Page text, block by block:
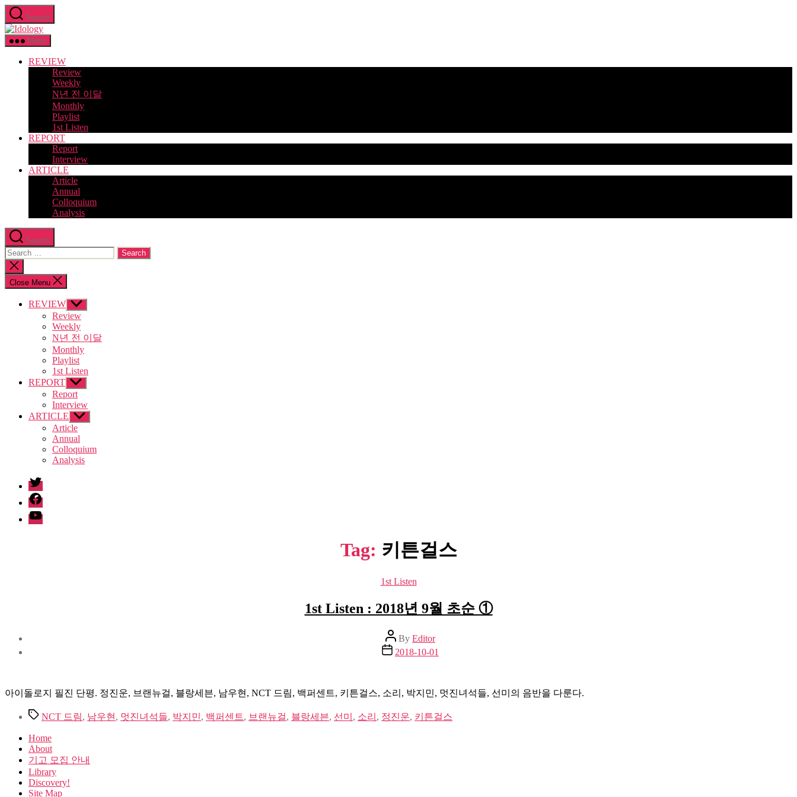
Skip
to
the
content
Search
Idology
Menu
REVIEW
Review
Weekly
N년 전 이달
Monthly
Playlist
1st Listen
REPORT
Report
Interview
ARTICLE
Article
Annual
Colloquium
Analysis
Search
Search
for:
Close
search
Close Menu
REVIEW Show
sub
menu
Review
Weekly
N년 전 이달
Monthly
Playlist
1st Listen
REPORT Show
sub
menu
Report
Interview
ARTICLE Show
sub
menu
Article
Annual
Colloquium
Analysis
twitter
facebook
Youtube
Tag: 키튼걸스
Categories
1st Listen
1st Listen : 2018년 9월 초순 ①
Post
author
By Editor
Post
date
2018-10-01
아이돌로지 필진 단평. 정진운, 브랜뉴걸, 블랑세븐, 남우현, NCT 드림, 백퍼센트, 키튼걸스, 소리, 박지민, 멋진녀석들, 선미의 음반을 다룬다.
TagsNCT 드림, 남우현 , 멋진녀석들, 박지민, 백퍼센트, 브랜뉴걸, 블랑세븐, 선미 , 소리 , 정진운, 키튼걸스
Home
About
기고 모집 안내
Library
Discovery!
Site Map